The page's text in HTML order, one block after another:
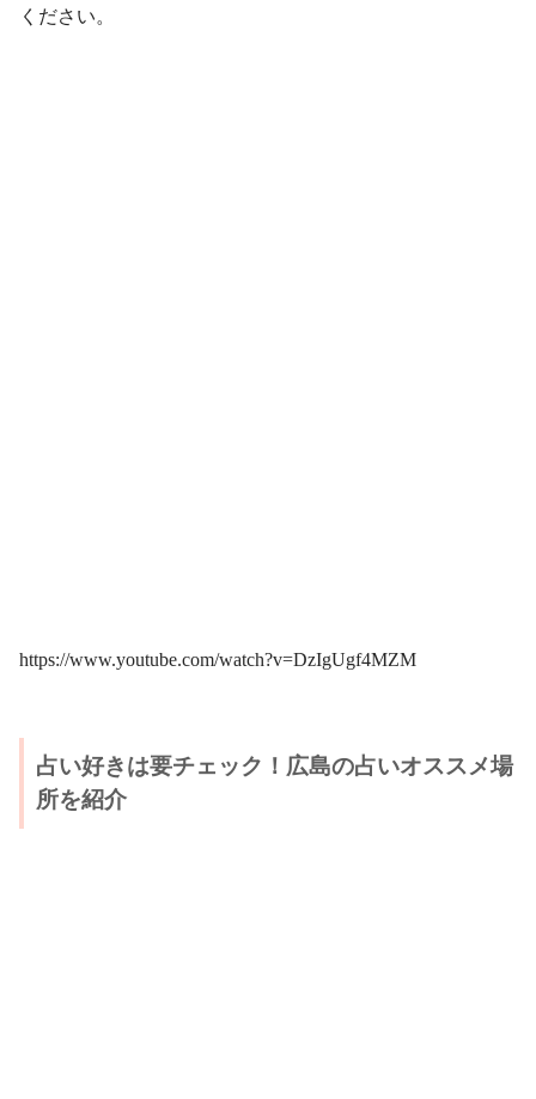
ください。
https://www.youtube.com/watch?v=DzIgUgf4MZM
占い好きは要チェック！広島の占いオススメ場
所を紹介